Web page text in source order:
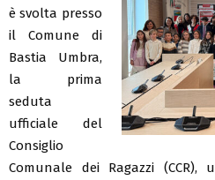
è svolta presso
il Comune di
Bastia Umbra,
la prima
seduta
ufficiale del
Consiglio
Comunale dei Ragazzi (CCR),